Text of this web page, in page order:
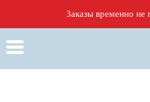
Заказы временно не